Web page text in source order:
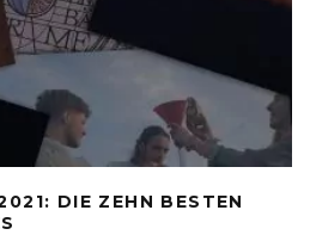
DIE ZEHN BESTEN